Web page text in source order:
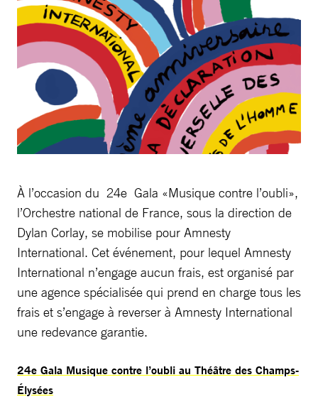
À l’occasion du 24e Gala «Musique contre l’oubli»,
l’Orchestre national de France, sous la direction de
Dylan Corlay, se mobilise pour Amnesty
International. Cet événement, pour lequel Amnesty
International n’engage aucun frais, est organisé par
une agence spécialisée qui prend en charge tous les
frais et s’engage à reverser à Amnesty International
une redevance garantie.
24e Gala Musique contre l’oubli au Théâtre des Champs-
Élysées